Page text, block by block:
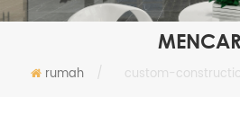
rumah / custom-